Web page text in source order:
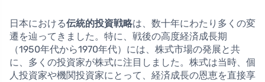
日本における伝統的投資戦略は、数十年にわたり多くの変
遷を辿ってきました。特に、戦後の高度経済成長期
（1950年代から1970年代）には、株式市場の発展と共
に、多くの投資家が株式に注目しました。株式は当時、個
人投資家や機関投資家にとって、経済成長の恩恵を直接享